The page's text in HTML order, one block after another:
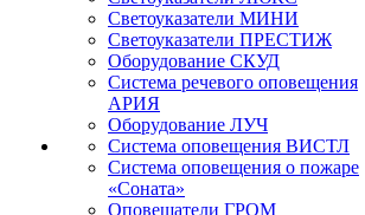
Светоуказатели МИНИ
Светоуказатели ПРЕСТИЖ
Оборудование СКУД
Система речевого оповещения
АРИЯ
Оборудование ЛУЧ
Система оповещения ВИСТЛ
Система оповещения о пожаре
«Соната»
Оповещатели ГРОМ